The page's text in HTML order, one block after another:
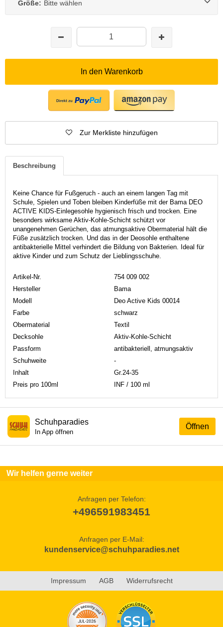
Größe: Bitte wählen
In den Warenkorb
Zur Merkliste hinzufügen
Beschreibung
Keine Chance für Fußgeruch - auch an einem langen Tag mit
Schule, Spielen und Toben bleiben Kinderfüße mit der Bama DEO
ACTIVE KIDS-Einlegesohle hygienisch frisch und trocken. Eine
besonders wirksame Aktiv-Kohle-Schicht schützt vor
unangenehmen Gerüchen, das atmungsaktive Obermaterial hält die
Füße zusätzlich trocken. Und das in der Deosohle enthaltene
antibakterielle Mittel verhindert die Bildung von Bakterien. Ideal für
aktive Kinder und zum Schutz der Lieblingsschuhe.
Artikel-Nr.
754 009 002
Hersteller
Bama
Modell
Deo Active Kids 00014
Farbe
schwarz
Obermaterial
Textil
Decksohle
Aktiv-Kohle-Schicht
Passform
antibakteriell, atmungsaktiv
Schuhweite
-
Inhalt
Gr.24-35
Preis pro 100ml
INF / 100 ml
Öffnen
Schuhparadies
In App öffnen
Wir helfen gerne weiter
Anfragen per Telefon:
+496591983451
Anfragen per E-Mail:
kundenservice@schuhparadies.net
Impressum AGB Widerrufsrecht